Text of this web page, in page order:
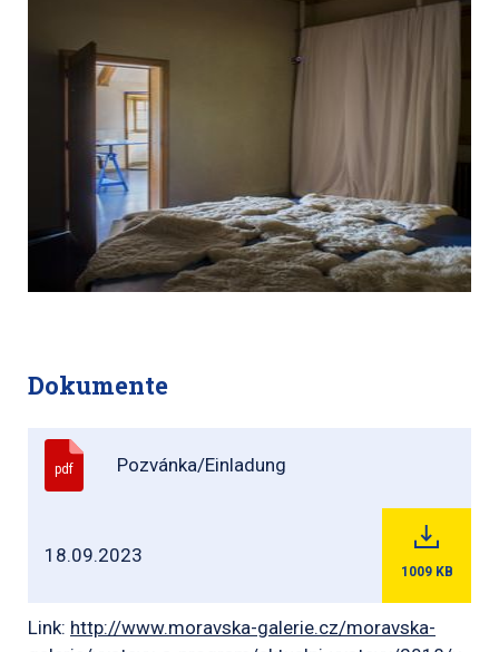
Dokumente
pdf Pozvánka/Einladung
18.09.2023
1009 KB
Link: http://www.moravska-galerie.cz/moravska-